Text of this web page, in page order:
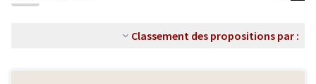
Classement des propositions par :